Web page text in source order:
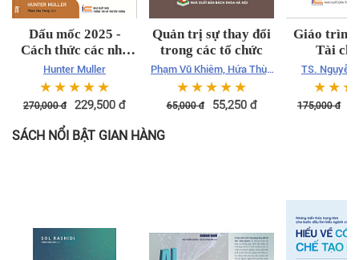
Dấu mốc 2025 -
Cách thức các nhà
lãnh đạo công nghệ
đột phá tăng trưởng,
kiến tạo thành công
trong nền kinh tế số
Hunter Muller
☆☆☆☆☆
270,000đ 229,500 đ
Quản trị sự thay đổi
trong các tổ chức
Phạm Vũ Khiêm, Hứa Thùy
Trang
☆☆☆☆☆
65,000đ 55,250đ
Giáo trình
Tài
TS. Nguyễn
☆☆☆
175,000đ
SÁCH NỔI BẬT GIAN HÀNG